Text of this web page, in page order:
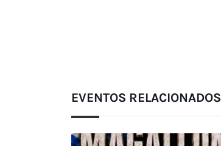
EVENTOS RELACIONADOS